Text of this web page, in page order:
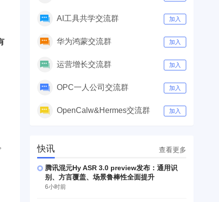
AI工具共学交流群 加入
华为鸿蒙交流群 加入
运营增长交流群 加入
OPC一人公司交流群 加入
OpenCalw&Hermes交流群 加入
快讯 查看更多
腾讯混元Hy ASR 3.0 preview发布：通用识
别、方言覆盖、场景鲁棒性全面提升
6小时前